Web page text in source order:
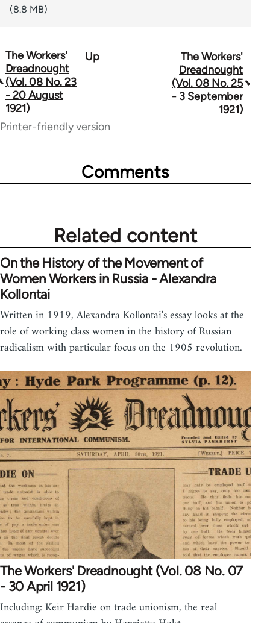
(8.8 MB)
Book
traversal
links
for
The Workers'
Dreadnought
(Vol. 08 No. 23
- 20 August
1921)
Up
The Workers'
Dreadnought
(Vol. 08 No. 25
- 3 September
1921)
Printer-friendly version
Comments
Related content
On the History of the Movement of
Women Workers in Russia - Alexandra
Kollontai
Written in 1919, Alexandra Kollontai's essay looks at the
role of working class women in the history of Russian
radicalism with particular focus on the 1905 revolution.
The Workers' Dreadnought (Vol. 08 No. 07
- 30 April 1921)
Including: Keir Hardie on trade unionism, the real